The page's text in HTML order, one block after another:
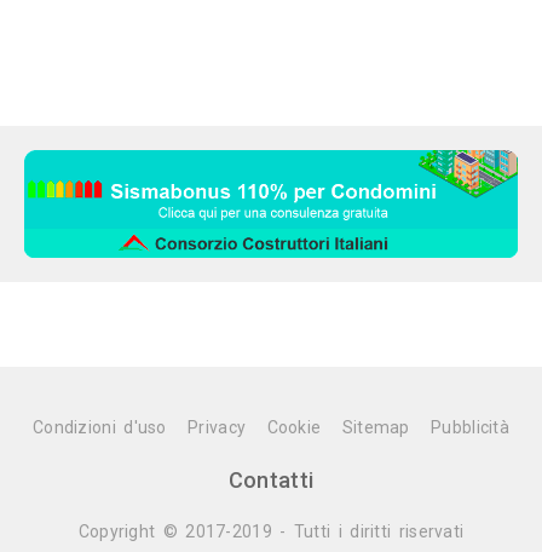
Condizioni d'uso Privacy Cookie Sitemap Pubblicità
Contatti
Copyright © 2017-2019 - Tutti i diritti riservati